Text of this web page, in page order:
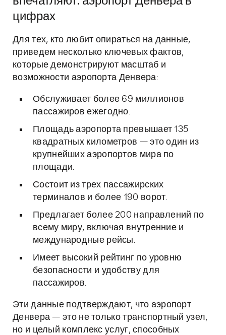
цифрах
Для тех, кто любит опираться на данные,
приведем несколько ключевых фактов,
которые демонстрируют масштаб и
возможности аэропорта Денвера:
Обслуживает более 69 миллионов
пассажиров ежегодно.
Площадь аэропорта превышает 135
квадратных километров — это один из
крупнейших аэропортов мира по
площади.
Состоит из трех пассажирских
терминалов и более 190 ворот.
Предлагает более 200 направлений по
всему миру, включая внутренние и
международные рейсы.
Имеет высокий рейтинг по уровню
безопасности и удобству для
пассажиров.
Эти данные подтверждают, что аэропорт
Денвера — это не только транспортный узел,
но и целый комплекс услуг, способных